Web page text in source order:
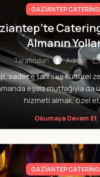
GAZIANTEP CATERING
Almanın
Tarafından Admin
sadece tarihi ve kültürel
eşsiz mutfağıyla da
hizmeti almak, özel
Okumaya Devam Et
GAZIANTEP CATERING